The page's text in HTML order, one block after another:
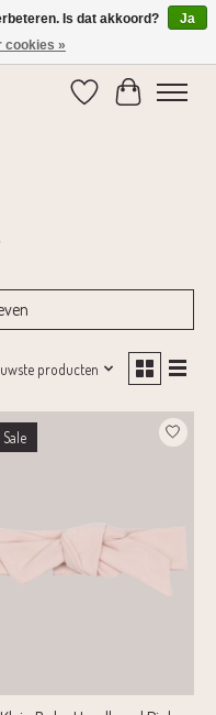
Verlanglijst
producten
Sale
Is dat akkoord?
Ja
cookies »